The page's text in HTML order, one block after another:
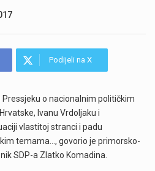
Podijeli na X
o nacionalnim političkim
Ivanu Vrdoljaku i
vlastitoj stranci i padu
temama…, govorio je primorsko-
SDP-a Zlatko Komadina.